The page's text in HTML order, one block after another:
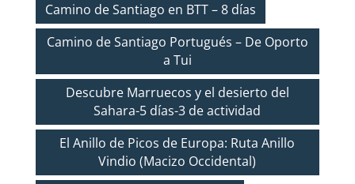
Camino de Santiago en BTT – 8 días
Camino de Santiago Portugués – De Oporto
a Tui
Descubre Marruecos y el desierto del
Sahara-5 días-3 de actividad
El Anillo de Picos de Europa: Ruta Anillo
Vindio (Macizo Occidental)